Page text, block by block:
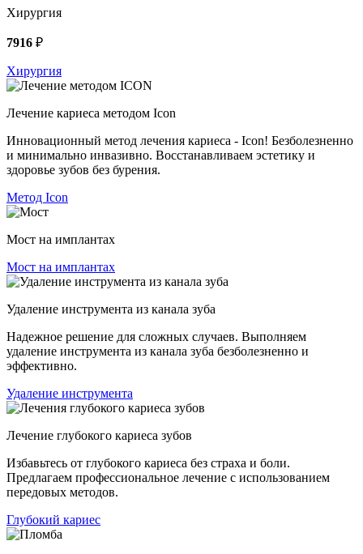
Хирургия
7916 ₽
Хирургия
Лечение кариеса методом Icon
Инновационный метод лечения кариеса - Icon! Безболезненно
и минимально инвазивно. Восстанавливаем эстетику и
здоровье зубов без бурения.
Метод Icon
Мост на имплантах
Мост на имплантах
Удаление инструмента из канала зуба
Надежное решение для сложных случаев. Выполняем
удаление инструмента из канала зуба безболезненно и
эффективно.
Удаление инструмента
Лечение глубокого кариеса зубов
Избавьтесь от глубокого кариеса без страха и боли.
Предлагаем профессиональное лечение с использованием
передовых методов.
Глубокий кариес